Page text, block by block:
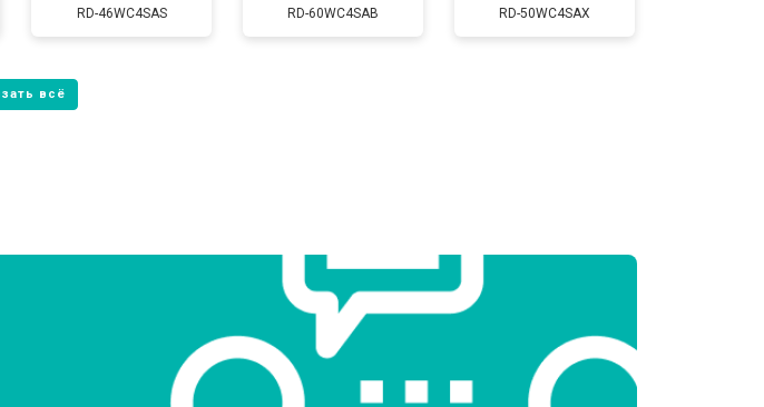
от 80 мин
RD-46WC4SAS RD-60WC4SAB RD-50WC4SAX